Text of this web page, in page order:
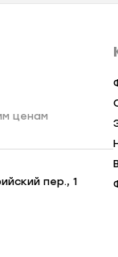
ценам
пер., 1